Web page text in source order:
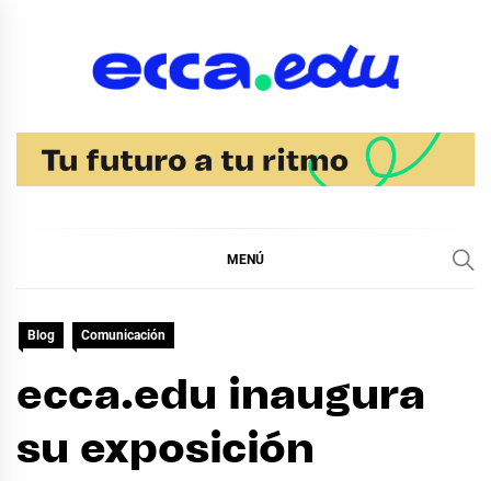
MENÚ
Blog Comunicación
ecca.edu inaugura
su exposición